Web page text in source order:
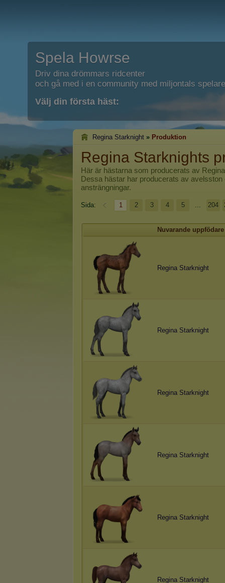
Spela Howrse
Driv dina drömmars ridcenter
och gå med i en community med miljontals
Välj din första häst:
Regina Starknight » Produktion
Regina Starknights
Här är hästarna som producerats av
Dessa hästar har producerats av
ansträngningar.
Sida: 1 2 3 4 5 ... 204
Nuvarande uppfödare
Regina Starknight
Regina Starknight
Regina Starknight
Regina Starknight
Regina Starknight
Regina Starknight